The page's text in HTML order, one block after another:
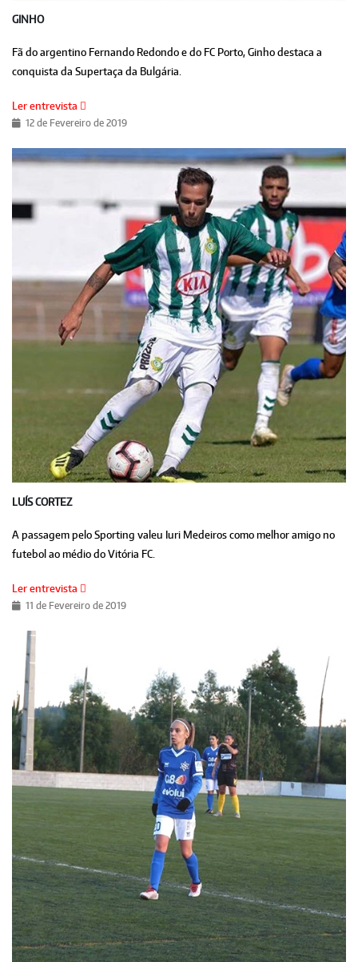
GINHO
Fã do argentino Fernando Redondo e do FC Porto, Ginho destaca a
conquista da Supertaça da Bulgária.
Ler entrevista
12 de Fevereiro de 2019
LUÍS CORTEZ
A passagem pelo Sporting valeu Iuri Medeiros como melhor amigo no
futebol ao médio do Vitória FC.
Ler entrevista
11 de Fevereiro de 2019